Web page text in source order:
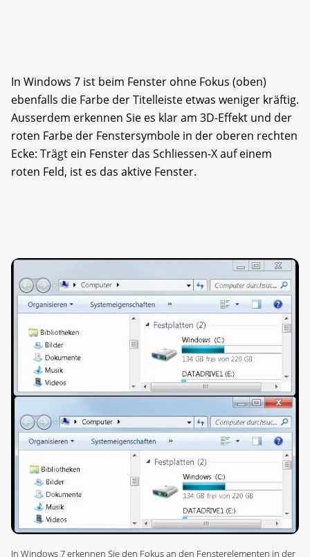
In Windows 7 ist beim Fenster ohne Fokus (oben)
ebenfalls die Farbe der Titelleiste etwas weniger kräftig.
Ausserdem erkennen Sie es klar am 3D-Effekt und der
roten Farbe der Fenstersymbole in der oberen rechten
Ecke: Trägt ein Fenster das Schliessen-X auf einem
roten Feld, ist es das aktive Fenster.
In Windows 7 erkennen Sie den Fokus an den Fensterelementen in der